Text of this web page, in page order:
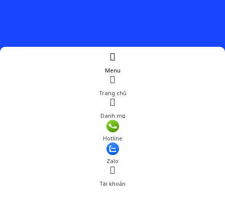
Menu
Trang chủ
Danh mục
Hotline
Zalo
Tài khoản